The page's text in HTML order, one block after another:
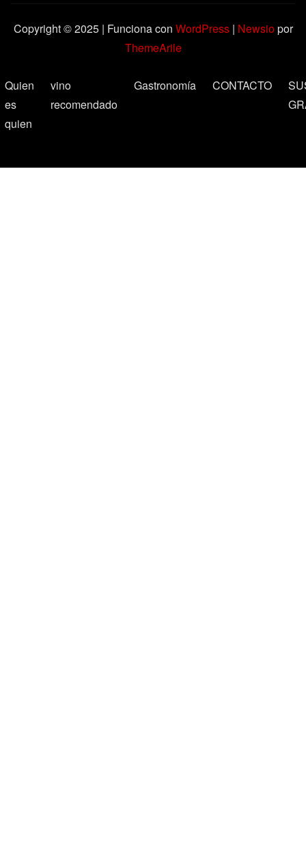
Copyright © 2025 | Funciona con WordPress | Newsiopor
ThemeArile
Quien
es
quien
vino
recomendado
Gastronomía CONTACTO